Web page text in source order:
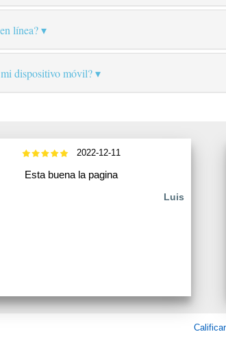
línea?
dispositivo móvil?
2022-12-11
Esta buena la pagina
Luis
Calificar